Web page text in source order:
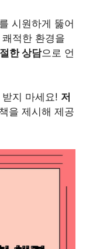
시원하게 뚫어
적한 환경을
한 상담으로 언
지 마세요! 저
을 제시해 제공